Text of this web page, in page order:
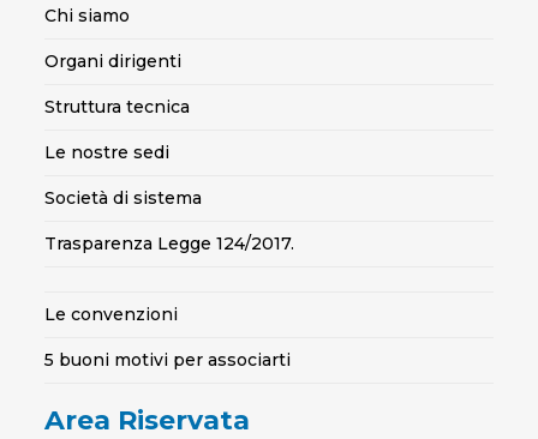
Chi siamo
Organi dirigenti
Struttura tecnica
Le nostre sedi
Società di sistema
Trasparenza Legge 124/2017.
Le convenzioni
5 buoni motivi per associarti
Area Riservata